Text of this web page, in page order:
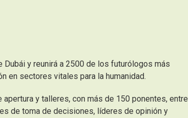
y reunirá a 2500 de los futurólogos más
en sectores vitales para la humanidad.
y talleres, con más de 150 ponentes, entre
de toma de decisiones, líderes de opinión y